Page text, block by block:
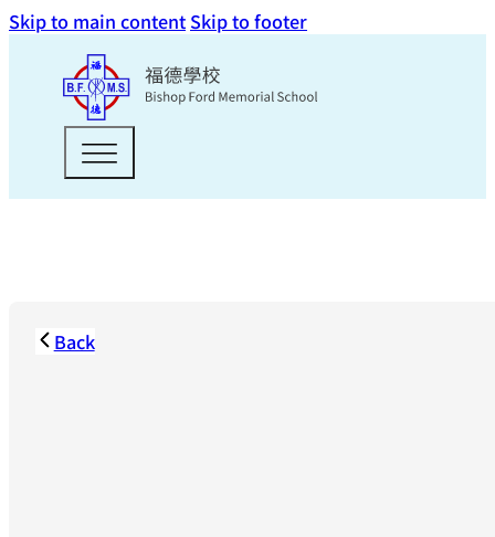
Skip to main content Skip to footer
Back